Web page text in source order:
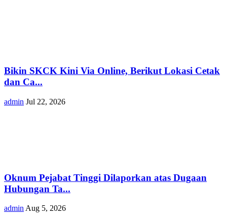
Bikin SKCK Kini Via Online, Berikut Lokasi Cetak
dan Ca...
admin Jul 22, 2026
Oknum Pejabat Tinggi Dilaporkan atas Dugaan
Hubungan Ta...
admin Aug 5, 2026